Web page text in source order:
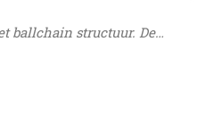
ballchain structuur. De…